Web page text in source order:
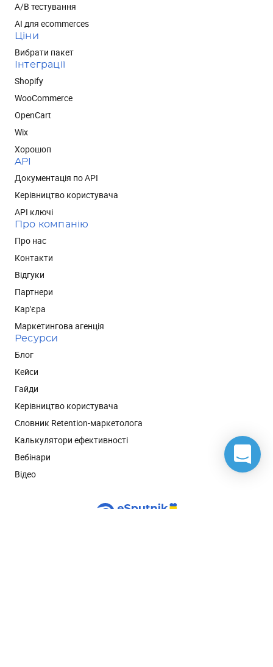
А/В тестування
AI для ecommerces
Ціни
Вибрати пакет
Інтеграції
Shopify
WooCommerce
OpenCart
Wix
Хорошоп
API
Документація по API
Керівництво користувача
API ключі
Про компанію
Про нас
Контакти
Відгуки
Партнери
Кар'єра
Маркетингова агенція
Ресурси
Блог
Кейси
Гайди
Керівництво користувача
Словник Retention-маркетолога
Калькулятори ефективності
Вебінари
Відео